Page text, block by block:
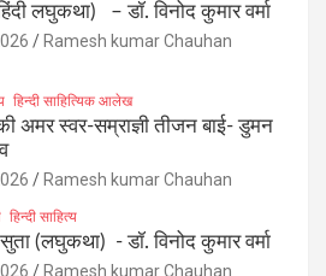
लघुकथा) – डॉ. विनोद कुमार वर्मा
Ramesh kumar Chauhan
हिन्दी साहित्यिक आलेख
अमर स्वर-सम्राज्ञी तीजन बाई- डुमन
Ramesh kumar Chauhan
हिन्दी साहित्य
(लघुकथा) ​- डॉ. विनोद कुमार वर्मा
Ramesh kumar Chauhan